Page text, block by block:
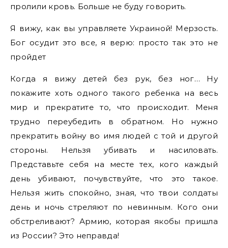
пролили кровь. Больше не буду говорить.
Я вижу, как вы управляете Украиной! Мерзость.
Бог осудит это все, я верю: просто так это не
пройдет
Когда я вижу детей без рук, без ног… Ну
покажите хоть одного такого ребенка на весь
мир и прекратите то, что происходит. Меня
трудно переубедить в обратном. Но нужно
прекратить войну во имя людей с той и другой
стороны. Нельзя убивать и насиловать.
Представьте себя на месте тех, кого каждый
день убивают, почувствуйте, что это такое.
Нельзя жить спокойно, зная, что твои солдаты
день и ночь стреляют по невинным. Кого они
обстреливают? Армию, которая якобы пришла
из России? Это неправда!